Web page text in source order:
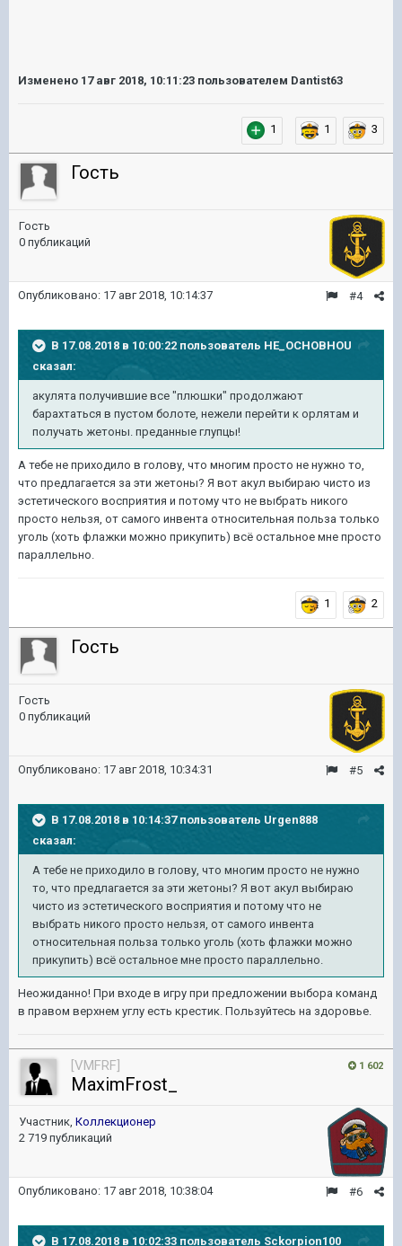
Изменено 17 авг 2018, 10:11:23 пользователем Dantist63
1 1 3
Гость
Гость
0 публикаций
#4
Опубликовано: 17 авг 2018, 10:14:37
В 17.08.2018 в 10:00:22 пользователь HE_OCHOBHOU
сказал:
акулята получившие все "плюшки" продолжают
барахтаться в пустом болоте, нежели перейти к орлятам и
получать жетоны. преданные глупцы!
А тебе не приходило в голову, что многим просто не нужно то,
что предлагается за эти жетоны? Я вот акул выбираю чисто из
эстетического восприятия и потому что не выбрать никого
просто нельзя, от самого инвента относительная польза только
уголь (хоть флажки можно прикупить) всё остальное мне просто
параллельно.
1 2
Гость
Гость
0 публикаций
#5
Опубликовано: 17 авг 2018, 10:34:31
В 17.08.2018 в 10:14:37 пользователь Urgen888
сказал:
А тебе не приходило в голову, что многим просто не нужно
то, что предлагается за эти жетоны? Я вот акул выбираю
чисто из эстетического восприятия и потому что не
выбрать никого просто нельзя, от самого инвента
относительная польза только уголь (хоть флажки можно
прикупить) всё остальное мне просто параллельно.
Неожиданно! При входе в игру при предложении выбора команд
в правом верхнем углу есть крестик. Пользуйтесь на здоровье.
1 602
[VMFRF]
MaximFrost_
Участник, Коллекционер
2 719 публикаций
#6
Опубликовано: 17 авг 2018, 10:38:04
В 17.08.2018 в 10:02:33 пользователь Sckorpion100